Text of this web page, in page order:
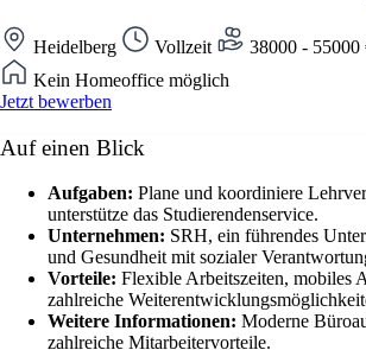
Heidelberg Vollzeit
38000 - 55000
Kein Homeoffice möglich
Jetzt bewerben
Auf einen Blick
Aufgaben: Plane und koordiniere
unterstütze das Studierendenservice.
Unternehmen: SRH, ein führendes
und Gesundheit mit sozialer
Vorteile: Flexible Arbeitszeiten, mobiles
zahlreiche
Weitere Informationen: Moderne
zahlreiche Mitarbeitervorteile.